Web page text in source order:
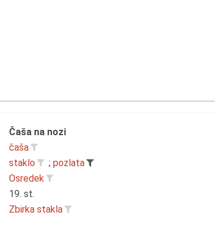
Čaša na nozi
čaša
staklo ; pozlata
Osredek
19. st.
Zbirka stakla